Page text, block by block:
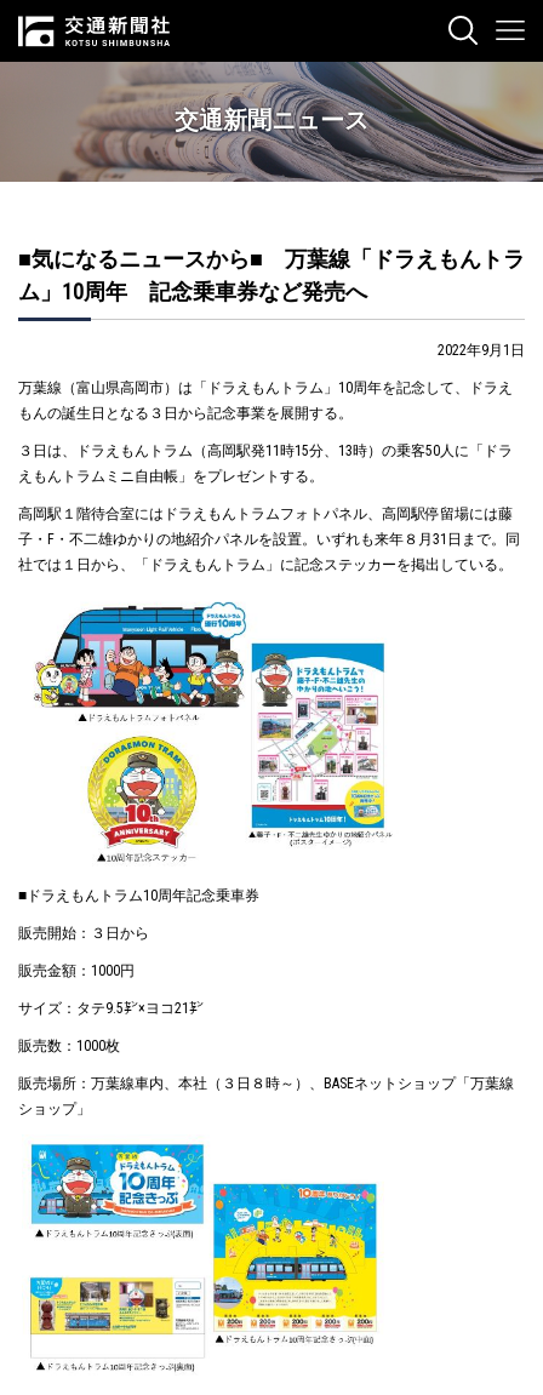
交通新聞ニュース
■気になるニュースから■ 万葉線「ドラえもんトラ
ム」10周年 記念乗車券など発売へ
2022年9月1日
万葉線（富山県高岡市）は「ドラえもんトラム」10周年を記念して、ドラえ
もんの誕生日となる３日から記念事業を展開する。
３日は、ドラえもんトラム（高岡駅発11時15分、13時）の乗客50人に「ドラ
えもんトラムミニ自由帳」をプレゼントする。
高岡駅１階待合室にはドラえもんトラムフォトパネル、高岡駅停留場には藤
子・F・不二雄ゆかりの地紹介パネルを設置。いずれも来年８月31日まで。同
社では１日から、「ドラえもんトラム」に記念ステッカーを掲出している。
■ドラえもんトラム10周年記念乗車券
販売開始：３日から
販売金額：1000円
サイズ：タテ9.5㌢×ヨコ21㌢
販売数：1000枚
販売場所：万葉線車内、本社（３日８時～）、BASEネットショップ「万葉線
ショップ」